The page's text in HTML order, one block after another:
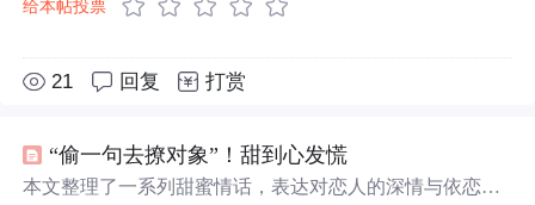
给本帖投票
21 回复 打赏
“偷一句去撩对象”！甜到心发慌
本文整理了一系列甜蜜情话，表达对恋人的深情与依恋，